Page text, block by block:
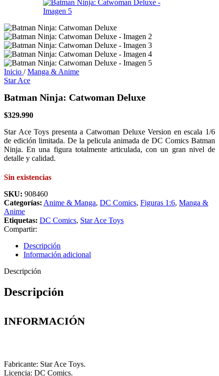
Inicio / Manga & Anime
Star Ace
Batman Ninja: Catwoman Deluxe
$329.990
Star Ace Toys presenta a Catwoman Deluxe Version en escala 1/6
de edición limitada. De la pelicula animada de DC Comics Batman
Ninja. En una figura totalmente articulada, con un gran nivel de
detalle y calidad.
Sin existencias
SKU: 908460
Categorías: Anime & Manga, DC Comics, Figuras 1:6, Manga &
Anime
Etiquetas: DC Comics, Star Ace Toys
Compartir:
Descripción
Información adicional
Descripción
Descripción
INFORMACIÓN
Fabricante: Star Ace Toys.
Licencia: DC Comics.